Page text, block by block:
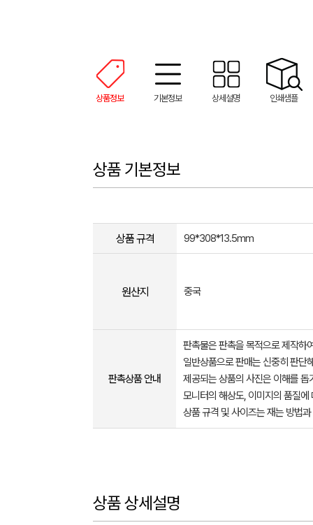
상품정보 기본정보 상세설명 인쇄샘플
상품 기본정보
상품 규격 99*308*13.5mm
원산지 중국
판촉상품 안내
판촉물은 판촉을 목적으로 제작하
일반상품으로 판매는 신중히 판단
제공되는 상품의 사진은 이해를
모니터의 해상도, 이미지의 품질
상품 규격 및 사이즈는 재는 방법
상품 상세설명